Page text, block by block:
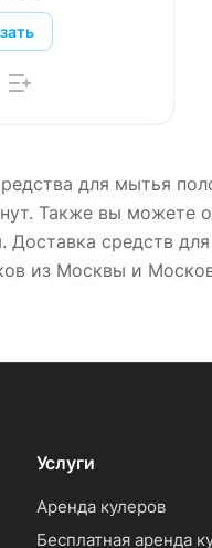
для мытья
Также вы можете
Доставка средств
из Москвы и
Услуги
Аренда кулеров
Бесплатная аренда